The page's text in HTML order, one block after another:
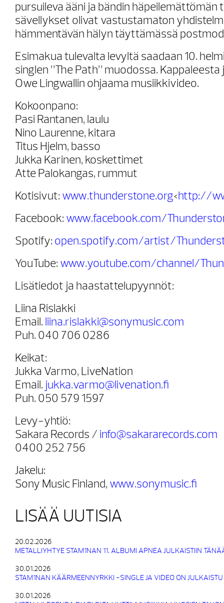
pursuileva ääni ja bändin
sävellykset olivat vastustamaton
hämmentävän hälyn täyttämässä
Esimakua tulevalta levyltä saadaan 10.
singlen ”The Path” muodossa.
Owe Lingwallin ohjaama musiikkivideo.
Kokoonpano:
Pasi Rantanen, laulu
Nino Laurenne, kitara
Titus Hjelm, basso
Jukka Karinen, koskettimet
Atte Palokangas, rummut
Kotisivut: www.thunderstone.org<http://
Facebook: www.facebook.com/
Spotify: open.spotify.com/artist/
YouTube: www.youtube.com/channel/
Lisätiedot ja haastattelupyynnöt:
Liina Rislakki
Email. liina.rislakki@sonymusic.com
Puh. 040 706 0286
Keikat:
Jukka Varmo, LiveNation
Email. jukka.varmo@livenation.fi
Puh. 050 579 1597
Levy-yhtiö:
Sakara Records / info@sakararecords.com
0400 252 756
Jakelu:
Sony Music Finland, www.sonymusic.fi
LISÄÄ UUTISIA
20.02.2026
METALLIYHTYE STAM1NAN 11. ALBUMI APNEA JULKAISTIIN
30.01.2026
STAM1NAN KÄÄRMEENNYRKKI -SINGLE JA VIDEO ON JULKAISTU
30.01.2026